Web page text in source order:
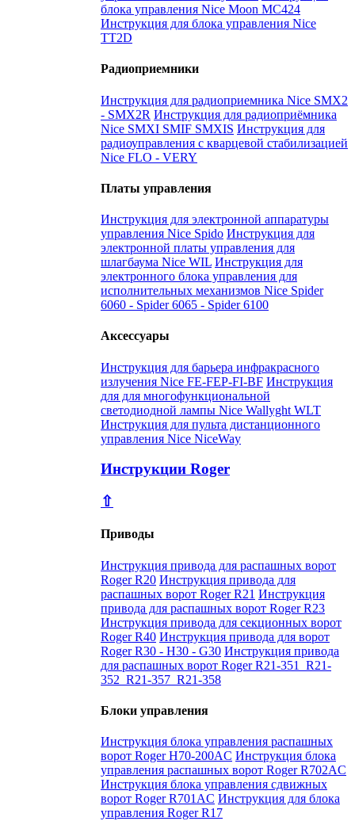
блока управления Nice Moon MC424
Инструкция для блока управления Nice
TT2D
Радиоприемники
Инструкция для радиоприемника Nice SMX2
- SMX2R Инструкция для радиоприёмника
Nice SMXI SMIF SMXIS Инструкция для
радиоуправления с кварцевой стабилизацией
Nice FLO - VERY
Платы управления
Инструкция для электронной аппаратуры
управления Nice Spido Инструкция для
электронной платы управления для
шлагбаума Nice WIL Инструкция для
электронного блока управления для
исполнительных механизмов Nice Spider
6060 - Spider 6065 - Spider 6100
Аксессуары
Инструкция для барьера инфракрасного
излучения Nice FE-FEP-FI-BF Инструкция
для для многофункциональной
светодиодной лампы Nice Wallyght WLT
Инструкция для пульта дистанционного
управления Nice NiceWay
Инструкции Roger
⇧
Приводы
Инструкция привода для распашных ворот
Roger R20 Инструкция привода для
распашных ворот Roger R21 Инструкция
привода для распашных ворот Roger R23
Инструкция привода для секционных ворот
Roger R40 Инструкция привода для ворот
Roger R30 - H30 - G30 Инструкция привода
для распашных ворот Roger R21-351_R21-
352_R21-357_R21-358
Блоки управления
Инструкция блока управления распашных
ворот Roger H70-200AC Инструкция блока
управления распашных ворот Roger R702AC
Инструкция блока управления сдвижных
ворот Roger R701AC Инструкция для блока
управления Roger R17